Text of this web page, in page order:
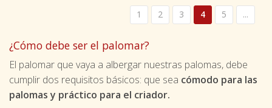
1 2 3 4 5 ...
¿Cómo debe ser el palomar?
El palomar que vaya a albergar nuestras palomas, debe
cumplir dos requisitos básicos: que sea cómodo para las
palomas y práctico para el criador.